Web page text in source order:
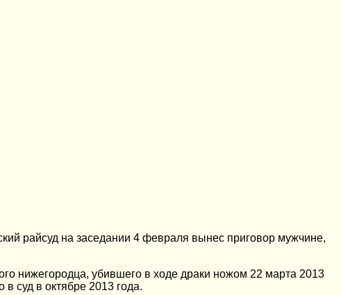
райсуд на заседании 4 февраля вынес приговор мужчине,
нижегородца, убившего в ходе драки ножом 22 марта 2013
суд в октябре 2013 года.